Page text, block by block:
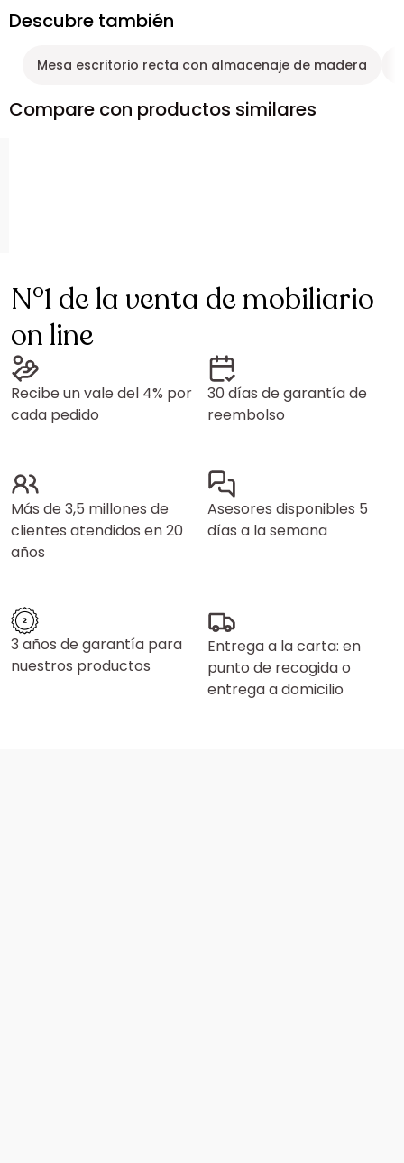
Descubre también
Mesa escritorio recta con almacenaje de madera
Compare con productos similares
N°1 de la venta de mobiliario
on line
Recibe un vale del 4% por
cada pedido
30 días de garantía de
reembolso
Más de 3,5 millones de
clientes atendidos en 20
años
Asesores disponibles 5
días a la semana
3 años de garantía para
nuestros productos
Entrega a la carta: en
punto de recogida o
entrega a domicilio